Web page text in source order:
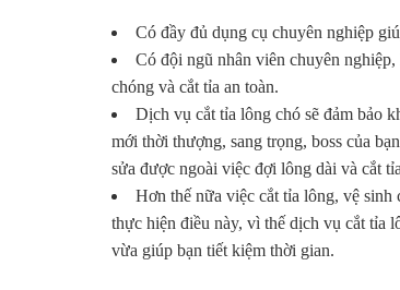
Có đầy đủ dụng cụ chuyên nghiệp
Có đội ngũ nhân viên chuyên
chóng và cắt tỉa an toàn.
Dịch vụ cắt tỉa lông chó sẽ đảm bảo
mới thời thượng, sang trọng, boss của
sửa được ngoài việc đợi lông dài và cắt
Hơn thế nữa việc cắt tỉa lông, vệ
thực hiện điều này, vì thế dịch vụ cắt tỉa
vừa giúp bạn tiết kiệm thời gian.